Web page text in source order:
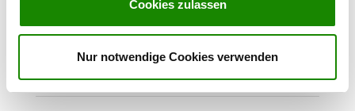
Cookies zulassen
Nur notwendige Cookies verwenden
Details
Langweidstr. 13/1